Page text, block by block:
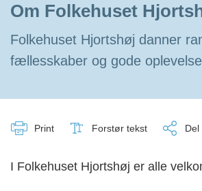
Om Folkehuset
Folkehuset Hjortshøj danner
fællesskaber og gode
Print Forstør tekst Del
I Folkehuset Hjortshøj er alle